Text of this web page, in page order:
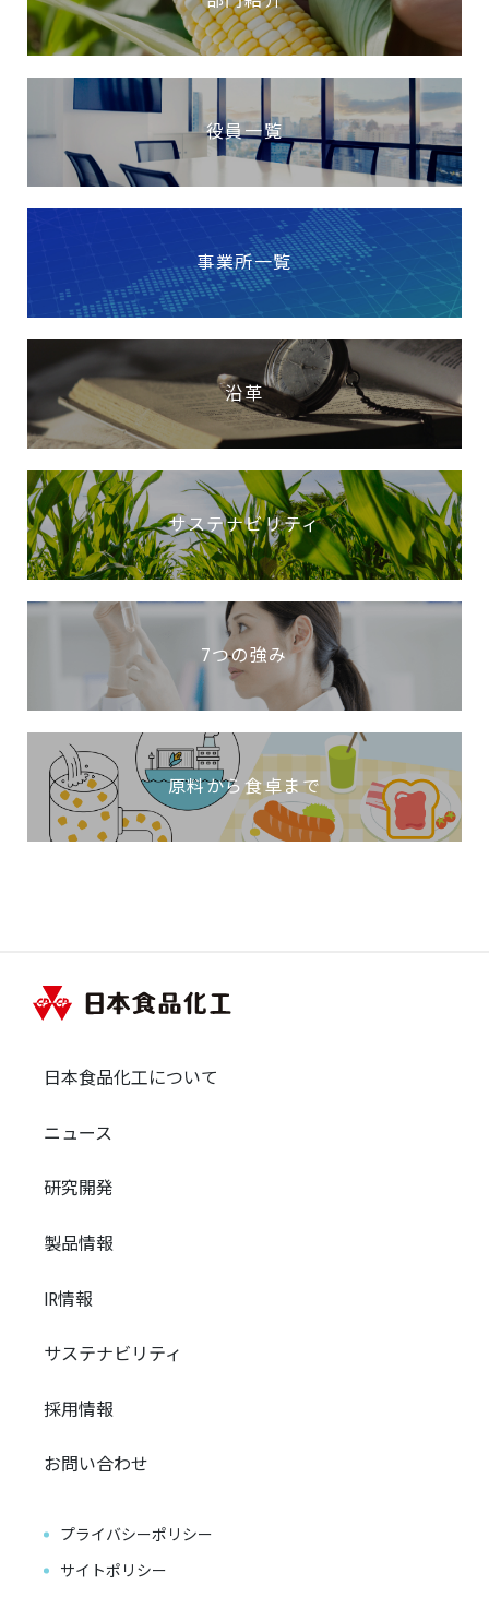
役員一覧
事業所一覧
沿革
サステナビリティ
7つの強み
原料から食卓まで
日本食品化工について
ニュース
研究開発
製品情報
IR情報
サステナビリティ
採用情報
お問い合わせ
プライバシーポリシー
サイトポリシー